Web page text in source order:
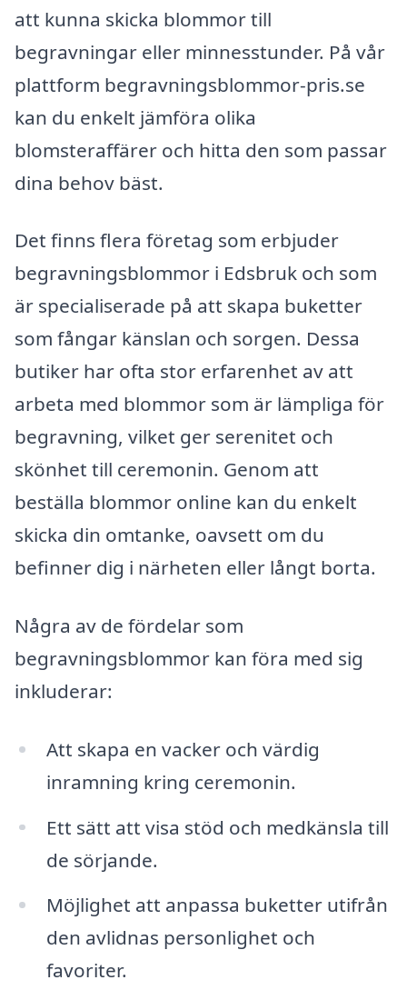
att kunna skicka blommor till
begravningar eller minnesstunder. På vår
plattform begravningsblommor-pris.se
kan du enkelt jämföra olika
blomsteraffärer och hitta den som passar
dina behov bäst.
Det finns flera företag som erbjuder
begravningsblommor i Edsbruk och som
är specialiserade på att skapa buketter
som fångar känslan och sorgen. Dessa
butiker har ofta stor erfarenhet av att
arbeta med blommor som är lämpliga för
begravning, vilket ger serenitet och
skönhet till ceremonin. Genom att
beställa blommor online kan du enkelt
skicka din omtanke, oavsett om du
befinner dig i närheten eller långt borta.
Några av de fördelar som
begravningsblommor kan föra med sig
inkluderar:
Att skapa en vacker och värdig
inramning kring ceremonin.
Ett sätt att visa stöd och medkänsla till
de sörjande.
Möjlighet att anpassa buketter utifrån
den avlidnas personlighet och
favoriter.